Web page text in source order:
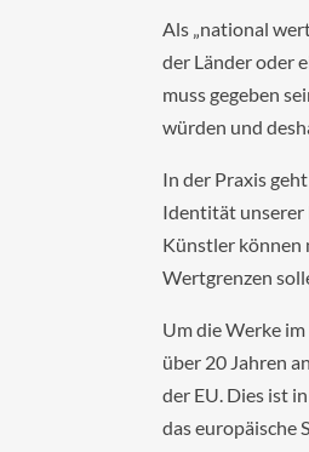
Als „national
der Länder oder
muss gegeben
würden und
In der Praxis
Identität unserer
Künstler können
Wertgrenzen
Um die Werke
über 20 Jahren
der EU. Dies ist
das europäische